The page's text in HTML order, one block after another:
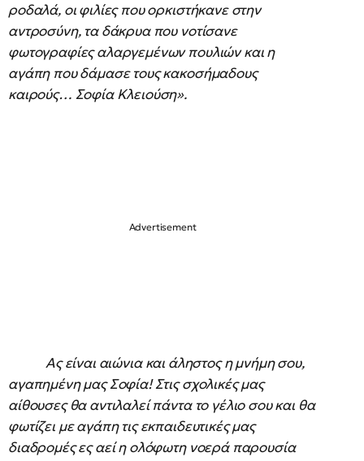
ροδαλά, οι φιλίες που ορκιστήκανε στην
αντροσύνη, τα δάκρυα που νοτίσανε
φωτογραφίες αλαργεμένων πουλιών και η
αγάπη που δάμασε τους κακοσήμαδους
καιρούς… Σοφία Κλειούση».
Ας είναι αιώνια και άληστος η μνήμη σου,
αγαπημένη μας Σοφία! Στις σχολικές μας
αίθουσες θα αντιλαλεί πάντα το γέλιο σου και θα
φωτίζει με αγάπη τις εκπαιδευτικές μας
διαδρομές ες αεί η ολόφωτη νοερά παρουσία